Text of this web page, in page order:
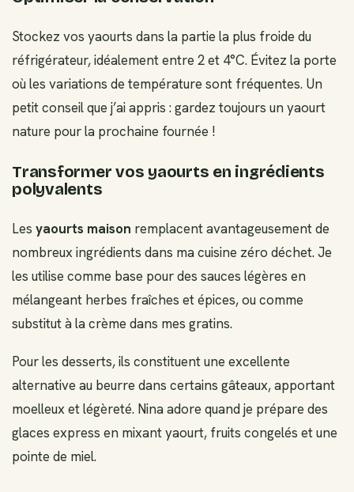
Stockez vos yaourts dans la partie la plus froide du
réfrigérateur, idéalement entre 2 et 4°C. Évitez la porte
où les variations de température sont fréquentes. Un
petit conseil que j’ai appris : gardez toujours un yaourt
nature pour la prochaine fournée !
Transformer vos yaourts en ingrédients
polyvalents
Les yaourts maison remplacent avantageusement de
nombreux ingrédients dans ma cuisine zéro déchet. Je
les utilise comme base pour des sauces légères en
mélangeant herbes fraîches et épices, ou comme
substitut à la crème dans mes gratins.
Pour les desserts, ils constituent une excellente
alternative au beurre dans certains gâteaux, apportant
moelleux et légèreté. Nina adore quand je prépare des
glaces express en mixant yaourt, fruits congelés et une
pointe de miel.